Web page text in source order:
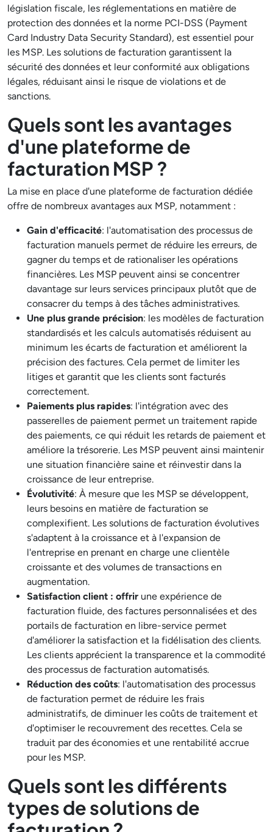
législation fiscale, les réglementations en matière de
protection des données et la norme PCI-DSS (Payment
Card Industry Data Security Standard), est essentiel pour
les MSP. Les solutions de facturation garantissent la
sécurité des données et leur conformité aux obligations
légales, réduisant ainsi le risque de violations et de
sanctions.
Quels sont les avantages
d'une plateforme de
facturation MSP ?
La mise en place d'une plateforme de facturation dédiée
offre de nombreux avantages aux MSP, notamment :
Gain d'efficacité: l'automatisation des processus de
facturation manuels permet de réduire les erreurs, de
gagner du temps et de rationaliser les opérations
financières. Les MSP peuvent ainsi se concentrer
davantage sur leurs services principaux plutôt que de
consacrer du temps à des tâches administratives.
Une plus grande précision: les modèles de facturation
standardisés et les calculs automatisés réduisent au
minimum les écarts de facturation et améliorent la
précision des factures. Cela permet de limiter les
litiges et garantit que les clients sont facturés
correctement.
Paiements plus rapides: l'intégration avec des
passerelles de paiement permet un traitement rapide
des paiements, ce qui réduit les retards de paiement et
améliore la trésorerie. Les MSP peuvent ainsi maintenir
une situation financière saine et réinvestir dans la
croissance de leur entreprise.
Évolutivité: À mesure que les MSP se développent,
leurs besoins en matière de facturation se
complexifient. Les solutions de facturation évolutives
s'adaptent à la croissance et à l'expansion de
l'entreprise en prenant en charge une clientèle
croissante et des volumes de transactions en
augmentation.
Satisfaction client : offrir une expérience de
facturation fluide, des factures personnalisées et des
portails de facturation en libre-service permet
d'améliorer la satisfaction et la fidélisation des clients.
Les clients apprécient la transparence et la commodité
des processus de facturation automatisés.
Réduction des coûts: l'automatisation des processus
de facturation permet de réduire les frais
administratifs, de diminuer les coûts de traitement et
d'optimiser le recouvrement des recettes. Cela se
traduit par des économies et une rentabilité accrue
pour les MSP.
Quels sont les différents
types de solutions de